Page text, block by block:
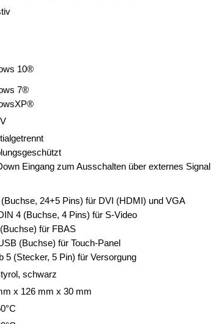
10®
7®
Eingang zum Ausschalten über externes Signal
24+5 Pins) für DVI (HDMI) und VGA
4 (Buchse, 4 Pins) für S-Video
für FBAS
(Buchse) für Touch-Panel
5 (Stecker, 5 Pin) für Versorgung
schwarz
x 126 mm x 30 mm